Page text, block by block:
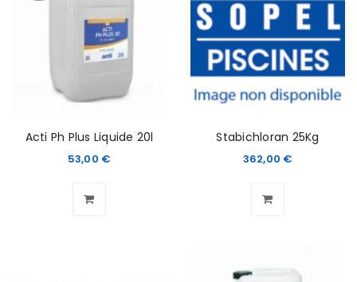
Acti Ph Plus Liquide 20l
53,00 €
Stabichloran 25Kg
362,00 €